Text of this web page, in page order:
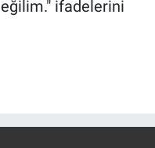
ifadelerini